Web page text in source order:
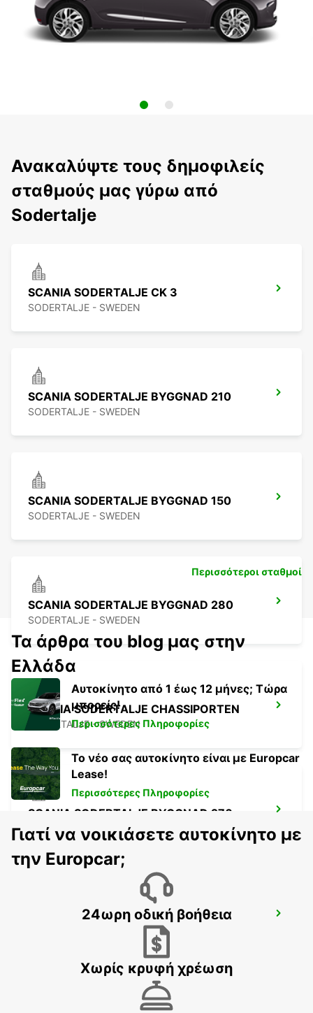
Ανακαλύψτε τους δημοφιλείς
σταθμούς μας γύρω από
Sodertalje
SCANIA SODERTALJE CK 3
SODERTALJE - SWEDEN
SCANIA SODERTALJE BYGGNAD 210
SODERTALJE - SWEDEN
SCANIA SODERTALJE BYGGNAD 150
SODERTALJE - SWEDEN
SCANIA SODERTALJE BYGGNAD 280
SODERTALJE - SWEDEN
SCANIA SODERTALJE CHASSIPORTEN
SODERTALJE - SWEDEN
SCANIA SODERTALJE BYGGNAD 270
SODERTALJE - SWEDEN
SODERTALJE SYD TRAINSTATION
Περισσότεροι σταθμοί
Τα άρθρα του blog μας στην
Ελλάδα
Αυτοκίνητο από 1 έως 12 μήνες; Τώρα
μπορείς!
Περισσότερες Πληροφορίες
Το νέο σας αυτοκίνητο είναι με Europcar
Lease!
Περισσότερες Πληροφορίες
Γιατί να νοικιάσετε αυτοκίνητο με
την Europcar;
24ωρη οδική βοήθεια
Χωρίς κρυφή χρέωση